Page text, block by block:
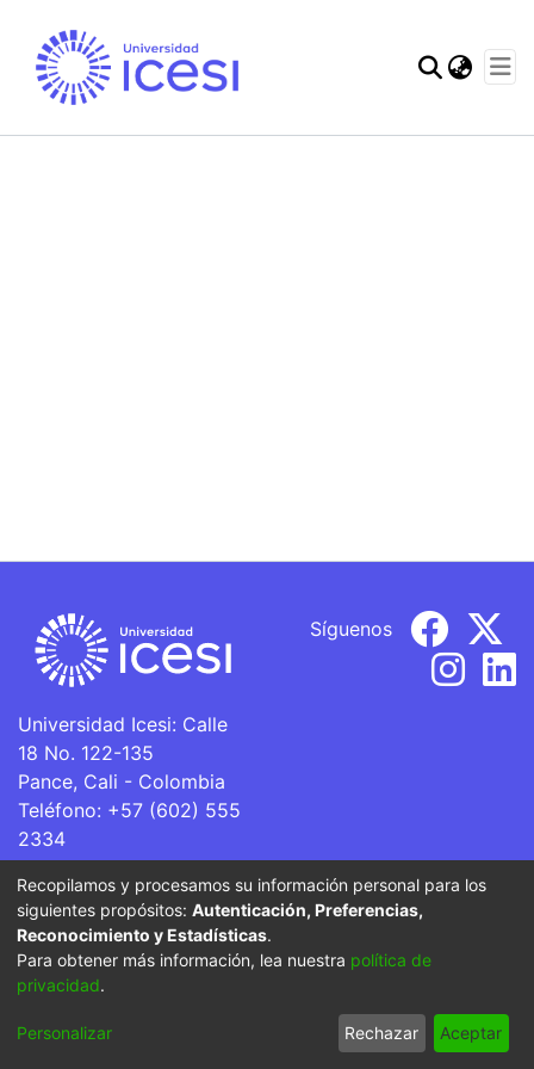
Universidad Icesi: Calle
18 No. 122-135
Pance, Cali - Colombia
Teléfono: +57 (602) 555
2334
ventanillaunica@icesi.edu.co
Síguenos
La Universidad Icesi es una Institución de Educación
Superior que se encuentra sujeta a inspección y vigilancia
por parte del Ministerio de Educación Nacional.
Cookie
End User
Agreement
Send
Feedback
Recopilamos y procesamos su información personal para los
siguientes propósitos: Autenticación, Preferencias,
Reconocimiento y Estadísticas.
Para obtener más información, lea nuestra política de
privacidad.
Personalizar Rechazar Aceptar